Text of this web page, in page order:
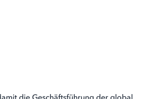
die Geschäftsführung der global